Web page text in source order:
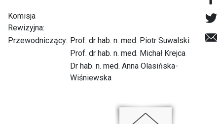
Komisja
Rewizyjna:
Przewodniczący: Prof. dr hab. n. med. Piotr Suwalski
Prof. dr hab. n. med. Michał Krejca
Dr hab. n. med. Anna Olasińska-
Wiśniewska